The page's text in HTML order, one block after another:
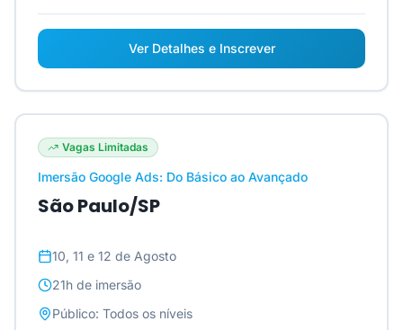
Ver Detalhes e Inscrever
Vagas Limitadas
Imersão Google Ads: Do Básico ao Avançado
São Paulo/SP
10, 11 e 12 de Agosto
21h de imersão
Público: Todos os níveis